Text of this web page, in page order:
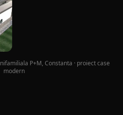
P+M, Constanta · proiect case
modern